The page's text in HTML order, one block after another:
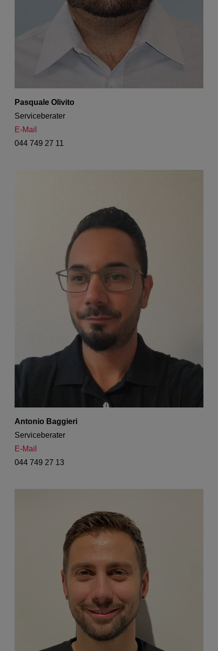
Pasquale Olivito
Serviceberater
E-Mail
044 749 27 11
Antonio Baggieri
Serviceberater
E-Mail
044 749 27 13